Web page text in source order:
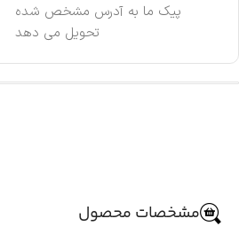
پیک ما به آدرس مشخص شده
تحویل می دهد
مشخصات محصول